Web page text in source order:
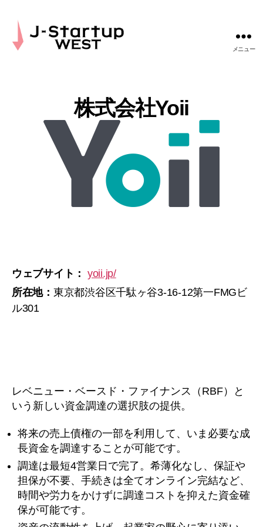
メニュー
株式会社Yoii
ウェブサイト： yoii.jp/
所在地： 東京都渋谷区千駄ヶ谷3-16-12第一FMGビ
ル301
レベニュー・ベースド・ファイナンス（RBF）と
いう新しい資金調達の選択肢の提供。
将来の売上債権の一部を利用して、いま必要な成
長資金を調達することが可能です。
調達は最短4営業日で完了。希薄化なし、保証や
担保が不要、手続きは全てオンライン完結など、
時間や労力をかけずに調達コストを抑えた資金確
保が可能です。